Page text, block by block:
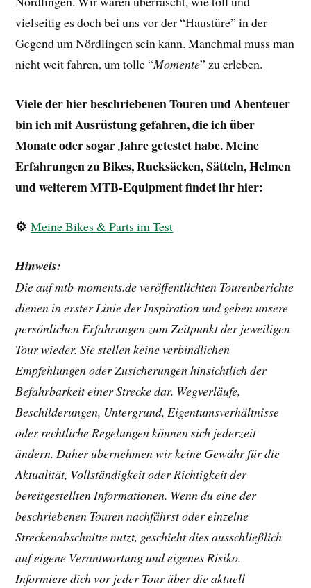
vielseitig es doch bei uns vor der “Haustüre” in der
Gegend um Nördlingen sein kann. Manchmal muss man
nicht weit fahren, um tolle “Momente” zu erleben.
Viele der hier beschriebenen Touren und Abenteuer
bin ich mit Ausrüstung gefahren, die ich über
Monate oder sogar Jahre getestet habe. Meine
Erfahrungen zu Bikes, Rucksäcken, Sätteln, Helmen
und weiterem MTB-Equipment findet ihr hier:
⚙️ Meine Bikes & Parts im Test
Hinweis:
Die auf mtb-moments.de veröffentlichten Tourenberichte
dienen in erster Linie der Inspiration und geben unsere
persönlichen Erfahrungen zum Zeitpunkt der jeweiligen
Tour wieder. Sie stellen keine verbindlichen
Empfehlungen oder Zusicherungen hinsichtlich der
Befahrbarkeit einer Strecke dar. Wegverläufe,
Beschilderungen, Untergrund, Eigentumsverhältnisse
oder rechtliche Regelungen können sich jederzeit
ändern. Daher übernehmen wir keine Gewähr für die
Aktualität, Vollständigkeit oder Richtigkeit der
bereitgestellten Informationen. Wenn du eine der
beschriebenen Touren nachfährst oder einzelne
Streckenabschnitte nutzt, geschieht dies ausschließlich
auf eigene Verantwortung und eigenes Risiko.
Informiere dich vor jeder Tour über die aktuell